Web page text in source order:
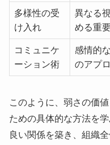
多様性の受
け入れ
異なる
める重要
コミュニケ
ーション術
感情的
のアプ
このように、弱さの価
ための具体的な方法を
良い関係を築き、組織